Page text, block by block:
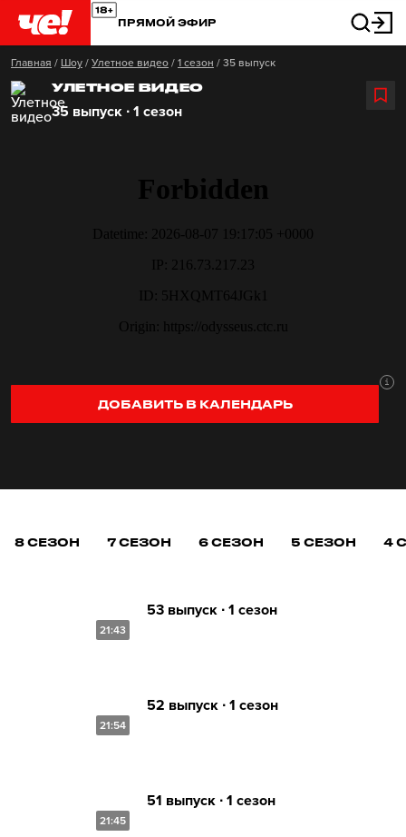
ПРЯМОЙ ЭФИР
Главная / Шоу / Улетное видео / 1 сезон / 35 выпуск
УЛЕТНОЕ ВИДЕО
35 выпуск ∙ 1 сезон
ДОБАВИТЬ В КАЛЕНДАРЬ
8 СЕЗОН 7 СЕЗОН 6 СЕЗОН 5 СЕЗОН 4
21:43
53 выпуск ∙ 1 сезон
21:54
52 выпуск ∙ 1 сезон
21:45
51 выпуск ∙ 1 сезон